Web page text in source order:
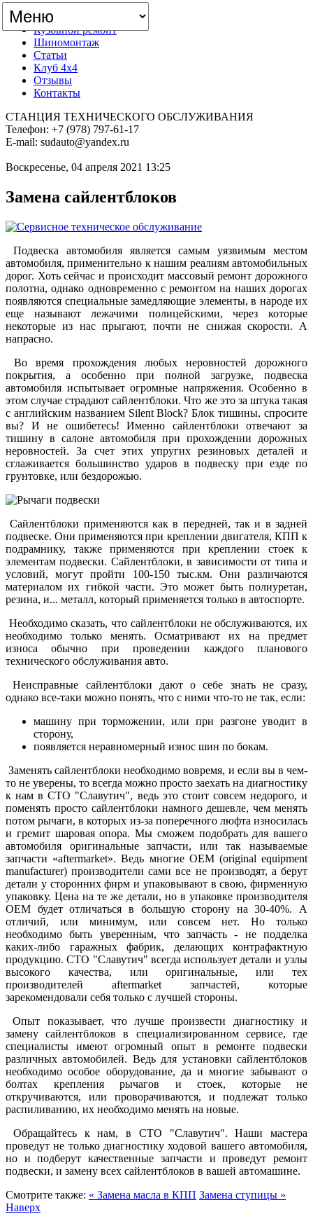
Главная
Кузовной ремонт
Шиномонтаж
Статьи
Клуб 4x4
Отзывы
Контакты
СТАНЦИЯ ТЕХНИЧЕСКОГО ОБСЛУЖИВАНИЯ
Телефон: +7 (978) 797-61-17
E-mail: sudauto@yandex.ru
Воскресенье, 04 апреля 2021 13:25
Замена сайлентблоков
Подвеска автомобиля является самым уязвимым местом
автомобиля, применительно к нашим реалиям автомобильных
дорог. Хоть сейчас и происходит массовый ремонт дорожного
полотна, однако одновременно с ремонтом на наших дорогах
появляются специальные замедляющие элементы, в народе их
еще называют лежачими полицейскими, через которые
некоторые из нас прыгают, почти не снижая скорости. А
напрасно.
Во время прохождения любых неровностей дорожного
покрытия, а особенно при полной загрузке, подвеска
автомобиля испытывает огромные напряжения. Особенно в
этом случае страдают сайлентблоки. Что же это за штука такая
с английским названием Silent Block? Блок тишины, спросите
вы? И не ошибетесь! Именно сайлентблоки отвечают за
тишину в салоне автомобиля при прохождении дорожных
неровностей. За счет этих упругих резиновых деталей и
сглаживается большинство ударов в подвеску при езде по
грунтовке, или бездорожью.
Сайлентблоки применяются как в передней, так и в задней
подвеске. Они применяются при креплении двигателя, КПП к
подрамнику, также применяются при креплении стоек к
элементам подвески. Сайлентблоки, в зависимости от типа и
условий, могут пройти 100-150 тыс.км. Они различаются
материалом их гибкой части. Это может быть полиуретан,
резина, и... металл, который применяется только в автоспорте.
Необходимо сказать, что сайлентблоки не обслуживаются, их
необходимо только менять. Осматривают их на предмет
износа обычно при проведении каждого планового
технического обслуживания авто.
Неисправные сайлентблоки дают о себе знать не сразу,
однако все-таки можно понять, что с ними что-то не так, если:
машину при торможении, или при разгоне уводит в
сторону,
появляется неравномерный износ шин по бокам.
Заменять сайлентблоки необходимо вовремя, и если вы в чем-
то не уверены, то всегда можно просто заехать на диагностику
к нам в СТО "Славутич", ведь это стоит совсем недорого, и
поменять просто сайлентблоки намного дешевле, чем менять
потом рычаги, в которых из-за поперечного люфта износилась
и гремит шаровая опора. Мы сможем подобрать для вашего
автомобиля оригинальные запчасти, или так называемые
запчасти «aftermarket». Ведь многие OEM (original equipment
manufacturer) производители сами все не производят, а берут
детали у сторонних фирм и упаковывают в свою, фирменную
упаковку. Цена на те же детали, но в упаковке производителя
OEM будет отличаться в большую сторону на 30-40%. А
отличий, или минимум, или совсем нет. Но только
необходимо быть уверенным, что запчасть - не подделка
каких-либо гаражных фабрик, делающих контрафактную
продукцию. СТО "Славутич" всегда использует детали и узлы
высокого качества, или оригинальные, или тех
производителей aftermarket запчастей, которые
зарекомендовали себя только с лучшей стороны.
Опыт показывает, что лучше произвести диагностику и
замену сайлентблоков в специализированном сервисе, где
специалисты имеют огромный опыт в ремонте подвески
различных автомобилей. Ведь для установки сайлентблоков
необходимо особое оборудование, да и многие забывают о
болтах крепления рычагов и стоек, которые не
откручиваются, или проворачиваются, и подлежат только
распиливанию, их необходимо менять на новые.
Обращайтесь к нам, в СТО "Славутич". Наши мастера
проведут не только диагностику ходовой вашего автомобиля,
но и подберут качественные запчасти и проведут ремонт
подвески, и замену всех сайлентблоков в вашей автомашине.
Смотрите также: « Замена масла в КПП Замена ступицы »
Наверх